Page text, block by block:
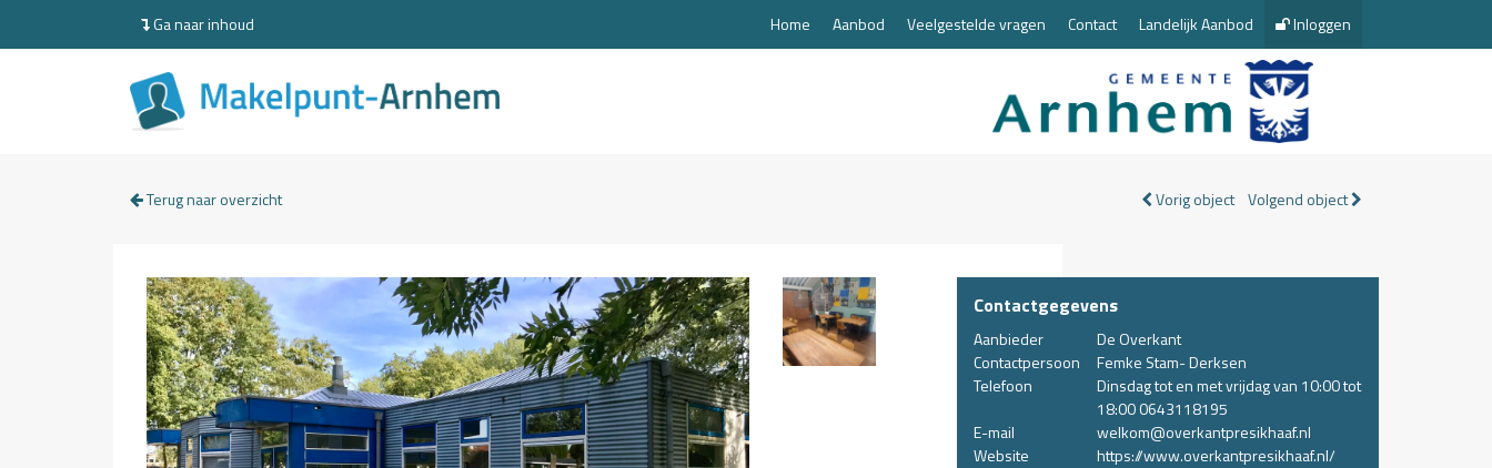
Ga naar inhoud Home Aanbod Veelgestelde vragen Contact Landelijk Aanbod Inloggen
Terug naar overzicht Vorig object Volgend object
Contactgegevens
Aanbieder
De Overkant
Contactpersoon
Femke Stam- Derksen
Telefoon
Dinsdag tot en met vrijdag van 10:00 tot
18:00 0643118195
E-mail
welkom@overkantpresikhaaf.nl
Website
https://www.overkantpresikhaaf.nl/